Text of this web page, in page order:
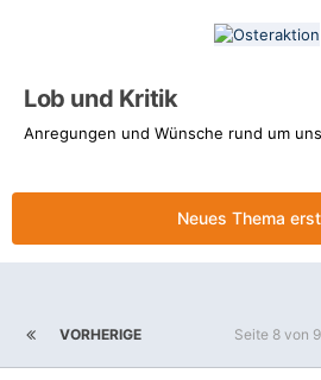
Lob und Kritik
Anregungen und Wünsche rund um
Neues Thema
VORHERIGE Seite 8 von 9